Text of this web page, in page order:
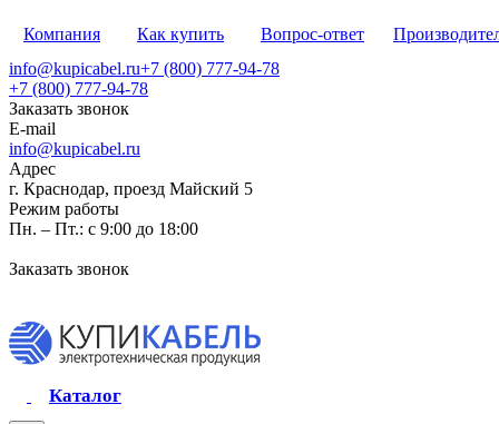
Компания Как купить Вопрос-ответ
info@kupicabel.ru+7 (800) 777-94-78
+7 (800) 777-94-78
Заказать звонок
E-mail
info@kupicabel.ru
Адрес
г. Краснодар, проезд Майский 5
Режим работы
Пн. – Пт.: с 9:00 до 18:00
Заказать звонок
Каталог